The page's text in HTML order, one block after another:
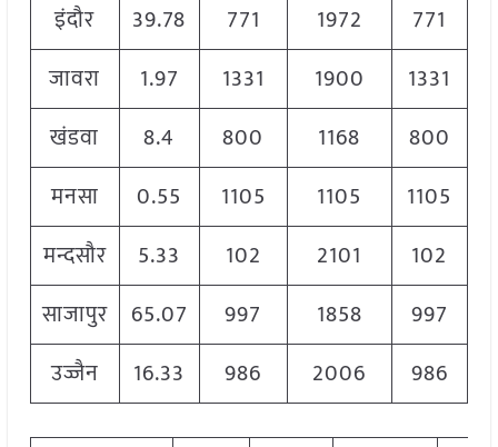
इंदौर
39.78 771 1972
771
जावरा
1.97 1331 1900
1331
खंडवा
8.4 800 1168
800
मनसा
0.55 1105 1105
1105
मन्दसौर
5.33 102 2101
102
साजापुर
65.07 997 1858
997
उज्जैन
16.33 986 2006 986